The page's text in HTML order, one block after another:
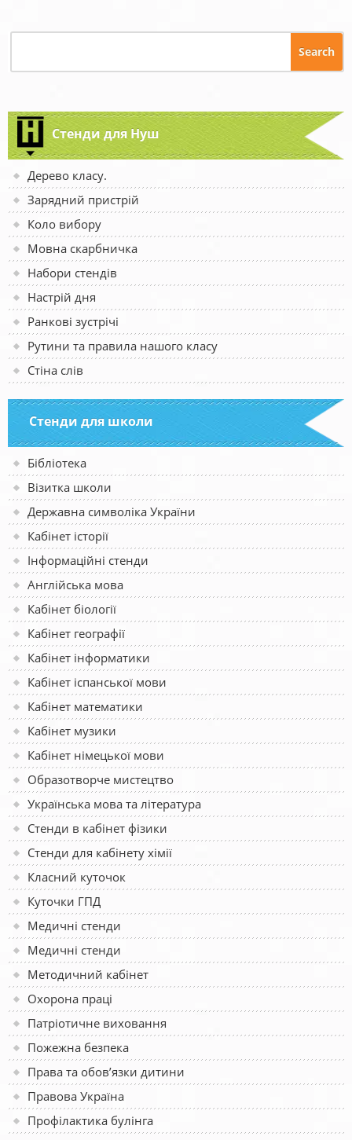
Стенди для Нуш
Дерево класу.
Зарядний пристрій
Коло вибору
Мовна скарбничка
Набори стендів
Настрій дня
Ранкові зустрічі
Рутини та правила нашого класу
Стіна слів
Стенди для школи
Бібліотека
Візитка школи
Державна символіка України
Кабінет історії
Інформаційні стенди
Англійська мова
Кабінет біології
Кабінет географії
Кабінет інформатики
Кабінет іспанської мови
Кабінет математики
Кабінет музики
Кабінет німецької мови
Образотворче мистецтво
Українська мова та література
Стенди в кабінет фізики
Стенди для кабінету хімії
Класний куточок
Куточки ГПД
Медичні стенди
Медичні стенди
Методичний кабінет
Охорона праці
Патріотичне виховання
Пожежна безпека
Права та обов’язки дитини
Правова Україна
Профілактика булінга